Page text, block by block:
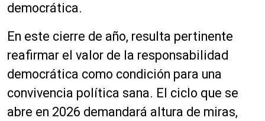
democrática.
En este cierre de año, resulta pertinente
reafirmar el valor de la responsabilidad
democrática como condición para una
convivencia política sana. El ciclo que se
abre en 2026 demandará altura de miras,